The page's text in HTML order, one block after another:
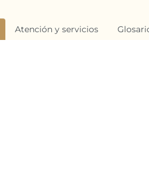
Atención y servicios